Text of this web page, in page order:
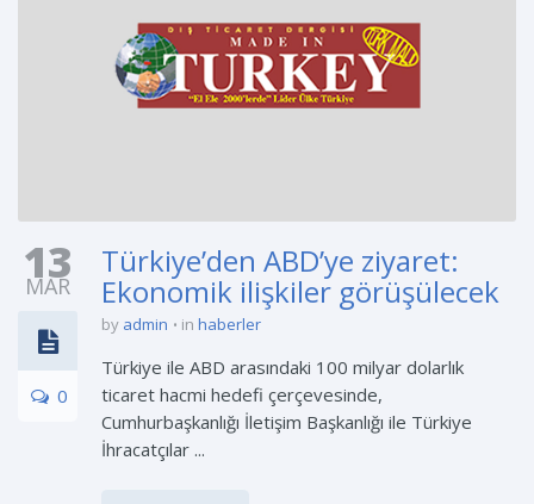
13
MAR
0
Türkiye’den ABD’ye ziyaret:
Ekonomik ilişkiler görüşülecek
by admin in haberler
Türkiye ile ABD arasındaki 100 milyar dolarlık
ticaret hacmi hedefi çerçevesinde,
Cumhurbaşkanlığı İletişim Başkanlığı ile Türkiye
İhracatçılar ...